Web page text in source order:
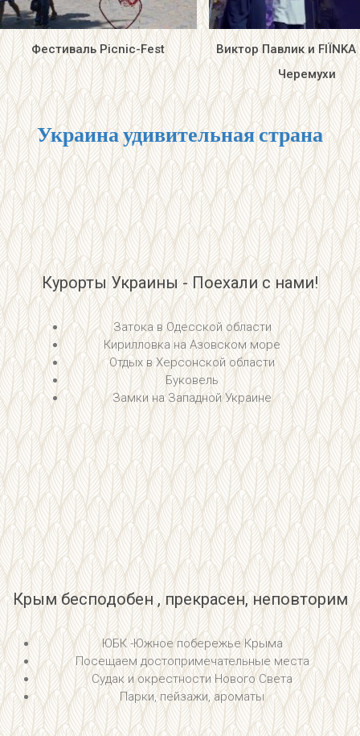
Фестиваль Picnic-Fest
Виктор Павлик и
Черемухи
Украина удивительная страна
Курорты Украины - Поехали с нами!
Затока в Одесской области
Кирилловка на Азовском море
Отдых в Херсонской области
Буковель
Замки на Западной Украине
Крым бесподобен , прекрасен, неповторим
ЮБК -Южное побережье Крыма
Посещаем достопримечательные места
Судак и окрестности Нового Света
Парки, пейзажи, ароматы